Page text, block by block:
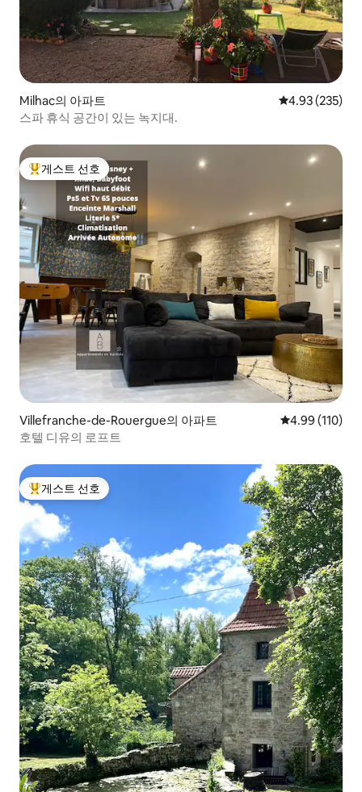
Milhac의 아파트 평점 4.93점(5
4.93 (235)
스파 휴식 공간이 있는 녹지대.
상위 게스트 선호
게스트 선호
Villefranche-de-Rouergue의 아파트 평점 4.99점(5
4.99 (110)
호텔 디유의 로프트
상위 게스트 선호
게스트 선호